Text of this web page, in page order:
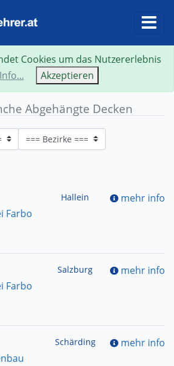
Abgehängte Decken
Farbo
Hallein mehr info
Farbo
Salzburg mehr info
Schärding mehr info
Cookies um das Nutzererlebnis
Akzeptieren